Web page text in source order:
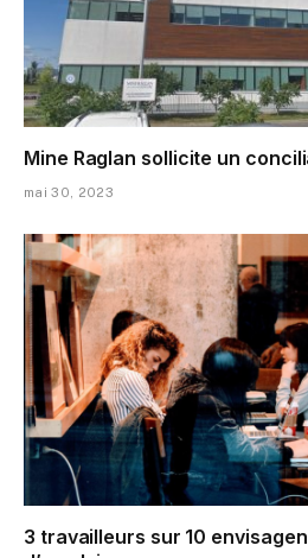
Mine Raglan sollicite un
mai 30, 2023
3 travailleurs sur 10